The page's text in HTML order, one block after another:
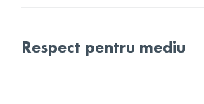
Respect pentru mediu